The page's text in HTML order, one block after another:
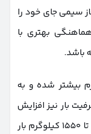
سیمی جای خود را
بهتری با
باشد.
۳۵ کیلوگرم بیشتر شده و به
بار نیز افزایش
یافته و حالا این وانت می‌تواند تا ۱۵۵۰ کیلوگرم بار